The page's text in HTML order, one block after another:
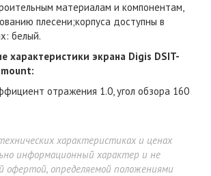
материалам и компонентам,
плесени;корпуса доступны в
белый.
характеристики экрана Digis DSIT-
:
отражения 1.0, угол обзора 160
характеристиках и ценах
информационный характер и не
офертой, определяемой положениями